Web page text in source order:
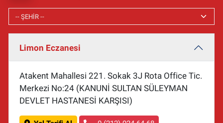
Limon Eczanesi
Atakent Mahallesi 221. Sokak 3J Rota Office Tic.
Merkezi No:24 (KANUNİ SULTAN SÜLEYMAN
DEVLET HASTANESİ KARŞISI)